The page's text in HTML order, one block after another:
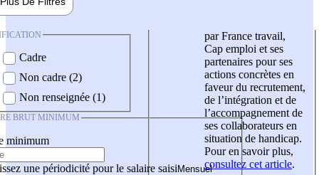
Cadre
Non cadre (2)
Non renseignée (1)
BRUT MINIMUM
minimum
une périodicité pour le salaire saisi
par France travail,
Cap emploi et ses
partenaires pour ses
actions concrètes en
faveur du recrutement,
de l’intégration et de
l’accompagnement de
ses collaborateurs en
situation de handicap.
Pour en savoir plus,
consultez cet article.